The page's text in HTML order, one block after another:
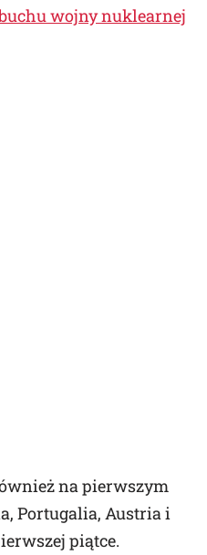
wojny nuklearnej
na pierwszym
Portugalia, Austria i
piątce.